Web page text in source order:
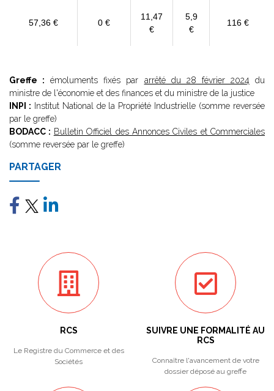
57,36 € 0 €
11,47
€
5,9
€
116 €
Greffe : émoluments fixés par arrêté du 28 février 2024 du
ministre de l'économie et des finances et du ministre de la justice
INPI : Institut National de la Propriété Industrielle (somme reversée
par le greffe)
BODACC : Bulletin Officiel des Annonces Civiles et Commerciales
(somme reversée par le greffe)
PARTAGER
RCS
Le Registre du Commerce et des
Sociétés
SUIVRE UNE FORMALITÉ AU
RCS
Connaître l'avancement de votre
dossier déposé au greffe